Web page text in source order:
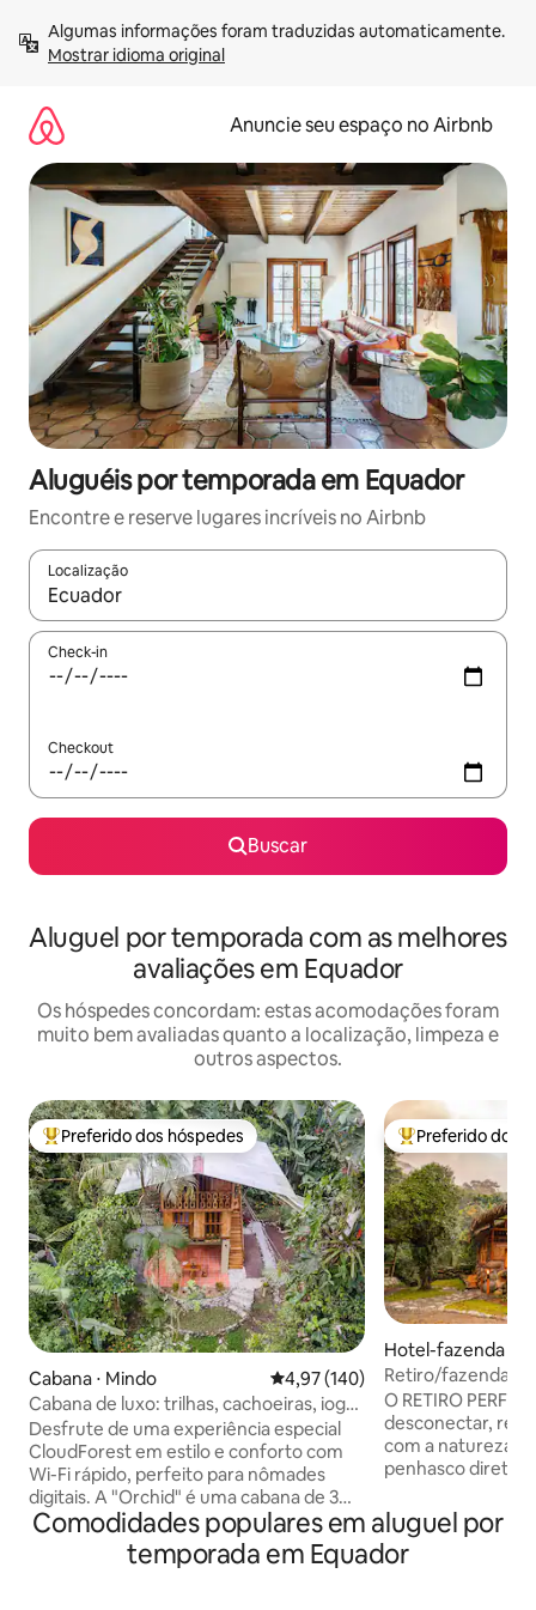
para
Mostrar idioma original
Anuncie seu espaço no Airbnb
Aluguéis por temporada em Equador
Encontre e reserve lugares incríveis no Airbnb
Localização
Quando os resultados estiverem disponíveis, explore-os
Check-in
Checkout
Buscar
Aluguel por temporada com as melhores
avaliações em Equador
Os hóspedes concordam: estas acomodações foram
muito bem avaliadas quanto a localização, limpeza e
outros aspectos.
Entre os melhores preferidos dos hóspedes
Preferido dos hóspedes
Cabana ⋅ Mindo 4,97 de uma avaliação média de
4,97 (140)
Cabana de luxo: trilhas, cachoeiras, ioga,
sauna, floresta
Desfrute de uma experiência especial
CloudForest em estilo e conforto com
Wi-Fi rápido, perfeito para nômades
digitais. A "Orchid" é uma cabana de 3
andares magistralmente trabalhada com
mobiliário de luxo, roupas de cama
orgânicas e vistas incríveis da floresta.
Entre os
Preferido dos
Hotel-fazenda ⋅
Retiro/fazenda
selva à beira do rio
O RETIRO
desconectar,
com a natureza. Localizado em um
penhasco
TOTALMENTE
energia solar,
luxuoso. Projetada e construída à mão
Comodidades populares em aluguel por
temporada em Equador